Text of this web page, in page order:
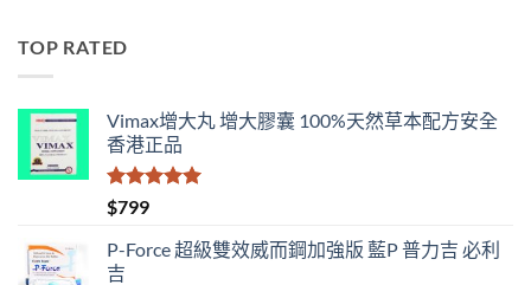
TOP RATED
Vimax增大丸 增大膠囊 100%天然草本配方安全
香港正品
評分
滿分 5
$799
P-Force 超級雙效威而鋼加強版 藍P 普力吉 必利
吉